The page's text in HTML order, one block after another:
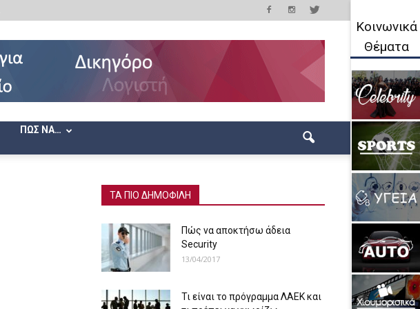
ΠΩΣ ΝΑ…
ΤΑ ΠΙΟ ΔΗΜΟΦΙΛΗ
Πώς να αποκτήσω άδεια
Security
13/04/2017
Τι είναι το πρόγραμμα ΛΑΕΚ και
Κοινωνικά
Θέματα